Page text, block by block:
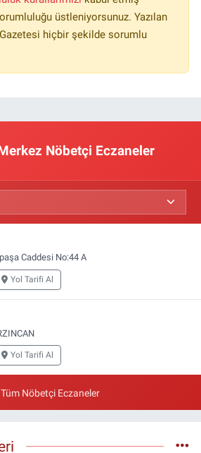
üstleniyorsunuz. Yazılan
hiçbir şekilde sorumlu
Nöbetçi Eczaneler
Caddesi No:44 A
Yol Tarifi Al
Yol Tarifi Al
Tüm Nöbetçi Eczaneler